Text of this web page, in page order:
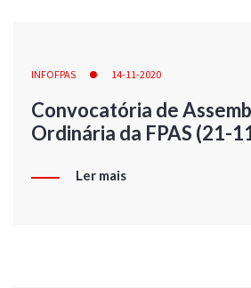
INFOFPAS 14-11-2020
Convocatória de
Ordinária da FPAS (21-
Ler mais